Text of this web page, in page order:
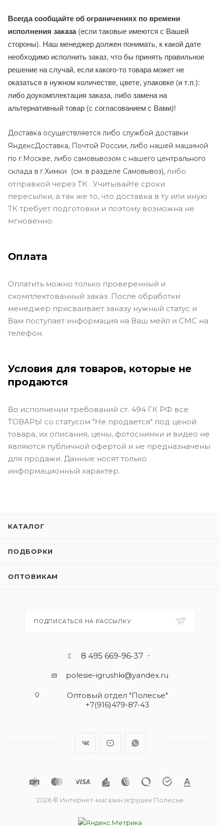
Всегда сообщайте об ограничениях по времени
исполнения заказа(если таковые имеются с Вашей
стороны). Наш менеджер должен понимать, к какой дате
необходимо исполнить заказ, что бы принять правильное
решение на случай, если какого-то товара может не
оказаться в нужном количестве, цвете, упаковке (и т.п.):
либо доукомплектация заказа, либо замена на
альтернативный товар (с согласованием с Вами)!
Доставка осуществляется либо службой доставки
ЯндексДоставка, Почтой России, либо нашей машиной
по г.Москве, либо самовывозом с нашего центрального
склада в г.Химки (см. в разделе Самовывоз), либо
отправкой через ТК . Учитывайте сроки
пересылки, а так же то, что доставка в ту или иную
ТК требует подготовки и поэтому возможна не
мгновенно.
Оплата
Оплатить можно только проверенный и
скомплектованный заказ. После обработки
менеджер присваивает заказу нужный статус и
Вам поступает информация на Ваш мейл и СМС на
телефон.
Условия для товаров, которые не
продаются
Во исполнении требований ст. 494 ГК РФ все
ТОВАРЫ со статусом "Не продается" под ценой
товара, их описания, цены, фотоснимки и видео не
являются публичной офертой и не предназначены
для продажи. Данные носят только
информационный характер.
КАТАЛОГ
ПОДБОРКИ
ОПТОВИКАМ
ПОДПИСАТЬСЯ НА РАССЫЛКУ
8 495 669-96-37
polesie-igrushki@yandex.ru
Оптовый отдел "Полесье"
+7(916)479-87-43
2026 © Интернет-магазин игрушек Полесье